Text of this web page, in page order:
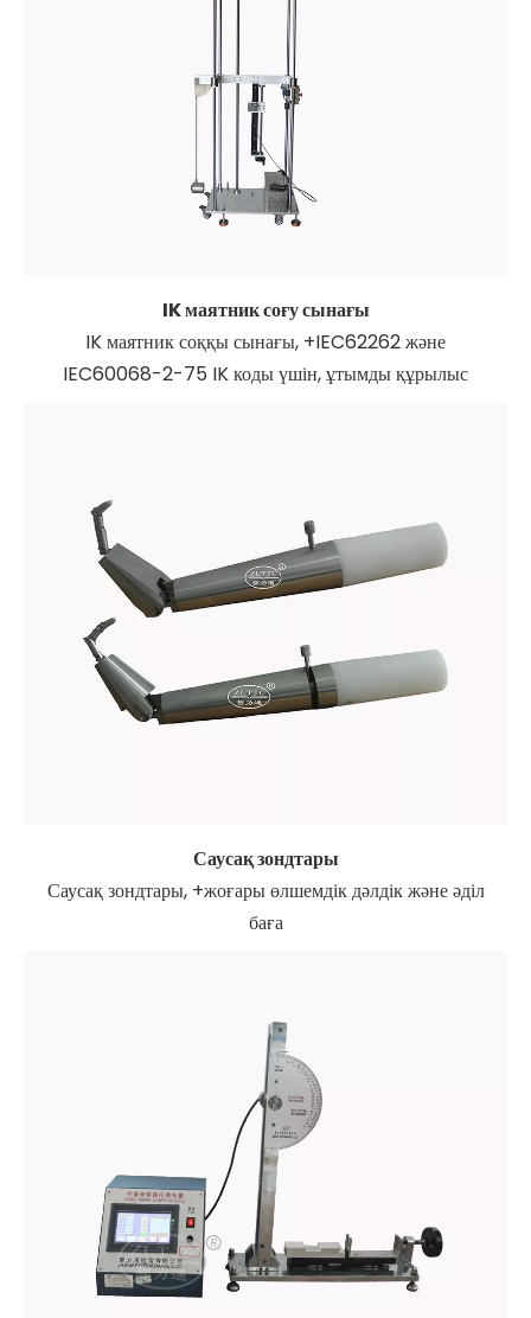
IK маятник соғу сынағы
IK маятник соққы сынағы, +IEC62262 және
IEC60068-2-75 IK коды үшін, ұтымды құрылыс
Саусақ зондтары
Саусақ зондтары, +жоғары өлшемдік дәлдік және әділ
баға